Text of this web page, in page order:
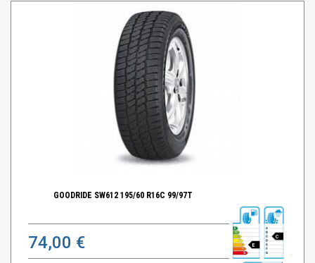
GOODRIDE SW612 195/60 R16C 99/97T
74,00 € E
C